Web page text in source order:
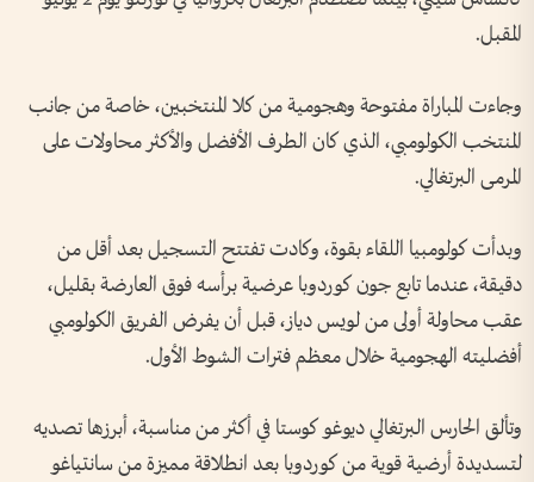
المقبل.
وجاءت المباراة مفتوحة وهجومية من كلا المنتخبين، خاصة من جانب
المنتخب الكولومبي، الذي كان الطرف الأفضل والأكثر محاولات على
المرمى البرتغالي.
وبدأت كولومبيا اللقاء بقوة، وكادت تفتتح التسجيل بعد أقل من
دقيقة، عندما تابع جون كوردوبا عرضية برأسه فوق العارضة بقليل،
عقب محاولة أولى من لويس دياز، قبل أن يفرض الفريق الكولومبي
أفضليته الهجومية خلال معظم فترات الشوط الأول.
وتألق الحارس البرتغالي ديوغو كوستا في أكثر من مناسبة، أبرزها تصديه
لتسديدة أرضية قوية من كوردوبا بعد انطلاقة مميزة من سانتياغو